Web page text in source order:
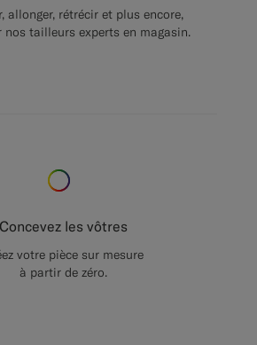
allonger, rétrécir et plus encore,
nos tailleurs experts en magasin.
Concevez les vôtres
votre pièce sur mesure
à partir de zéro.